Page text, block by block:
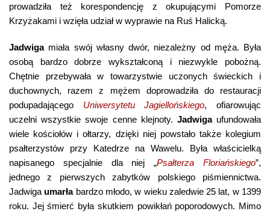
prowadziła też korespondencję z okupującymi Pomorze
Krzyżakami i wzięła udział w wyprawie na Ruś Halicką.
Jadwigamiała swój własny dwór, niezależny od męża. Była
osobą bardzo dobrze wykształconą i niezwykle pobożną.
Chętnie przebywała w towarzystwie uczonych świeckich i
duchownych, razem z mężem doprowadziła do restauracji
podupadającego Uniwersytetu Jagiellońskiego, ofiarowując
uczelni wszystkie swoje cenne klejnoty. Jadwigaufundowała
wiele kościołów i ołtarzy, dzięki niej powstało także kolegium
psałterzystów przy Katedrze na Wawelu. Była właścicielką
napisanego specjalnie dla niej „Psałterza Floriańskiego”,
jednego z pierwszych zabytków polskiego piśmiennictwa.
Jadwiga umarłabardzo młodo, w wieku zaledwie 25 lat, w 1399
roku. Jej śmierć była skutkiem powikłań poporodowych. Mimo